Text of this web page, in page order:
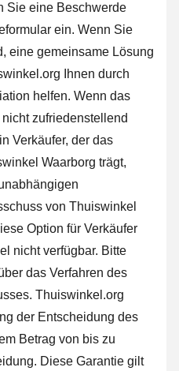
Sie eine Beschwerde
ein. Wenn Sie
eine gemeinsame Lösung
Ihnen durch
helfen. Wenn das
zufriedenstellend
Verkäufer, der das
Waarborg trägt,
von Thuiswinkel
Option für Verkäufer
nicht verfügbar. Bitte
das Verfahren des
Thuiswinkel.org
der Entscheidung des
Betrag von bis zu
Diese Garantie gilt